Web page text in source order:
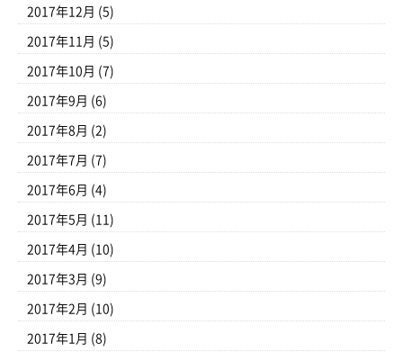
2017年12月 (5)
2017年11月 (5)
2017年10月 (7)
2017年9月 (6)
2017年8月 (2)
2017年7月 (7)
2017年6月 (4)
2017年5月 (11)
2017年4月 (10)
2017年3月 (9)
2017年2月 (10)
2017年1月 (8)